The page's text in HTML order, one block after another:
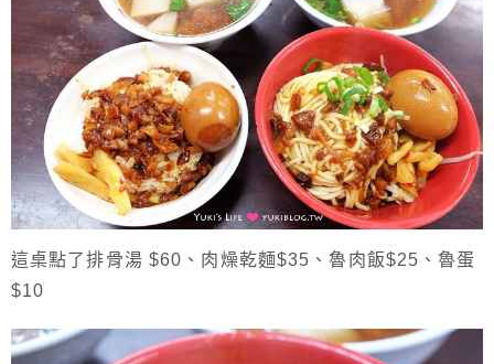
這桌點了排骨湯 $60、肉燥乾麵$35、魯肉飯$25、魯蛋
$10